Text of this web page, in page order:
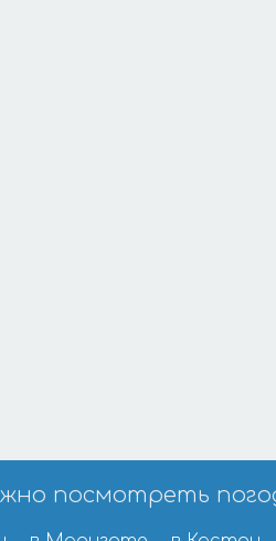
посмотреть